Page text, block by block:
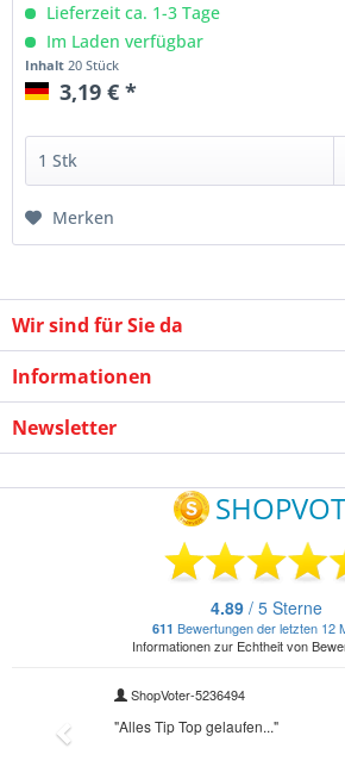
Lieferzeit ca. 1-3 Tage
Im Laden verfügbar
Inhalt20 Stück
3,19 € *
Merken
Wir sind für Sie da
Informationen
Newsletter